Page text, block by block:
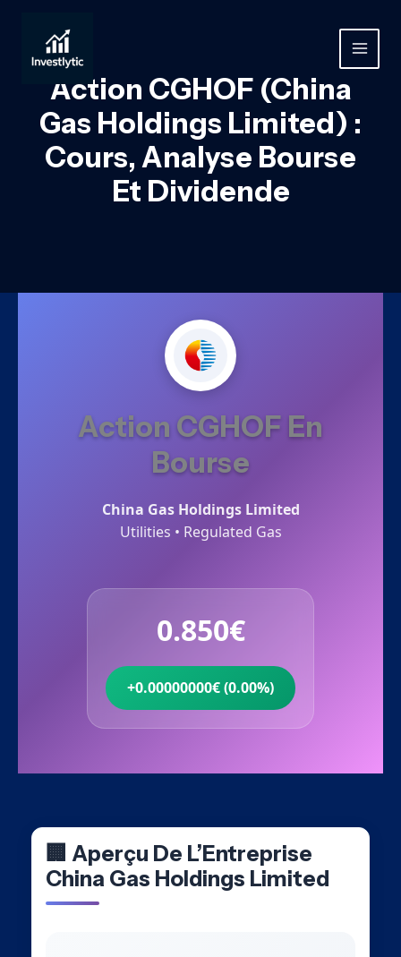
contenu
MAIN
Action CGHOF (China
Gas Holdings Limited) :
Cours, Analyse Bourse
Et Dividende
Action CGHOF En
Bourse
China Gas Holdings Limited
Utilities • Regulated Gas
0.850€
+0.00000000€ (0.00%)
🏢 Aperçu De L’Entreprise
China Gas Holdings Limited